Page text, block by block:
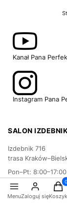
Kanał Pana
Instagram Pana
SALON IZDEBNIK
Izdebnik 716
trasa
Pon–Pt: 8:00–17:00
Sob: 8:00–13:00
biuro@salonagd.pl
MenuZaloguj sięKoszyk